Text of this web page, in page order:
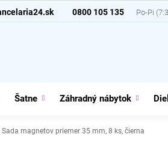
0800 105 135
Šatne Záhradný nábytok
Sada magnetov priemer 35 mm, 8 ks, čierna